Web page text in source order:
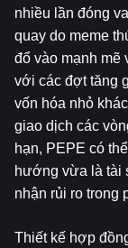
nhiều lần đóng
quay do meme
đổ vào mạnh
với các đợt tăng
vốn hóa nhỏ
giao dịch các
hạn, PEPE có
hướng vừa là tài
nhận rủi ro trong
Thiết kế hợp